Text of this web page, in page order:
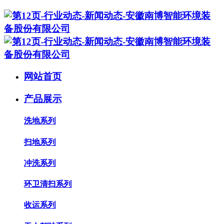
网站首页
产品展示
洗地系列
扫地系列
冲洗系列
环卫清扫系列
收运系列